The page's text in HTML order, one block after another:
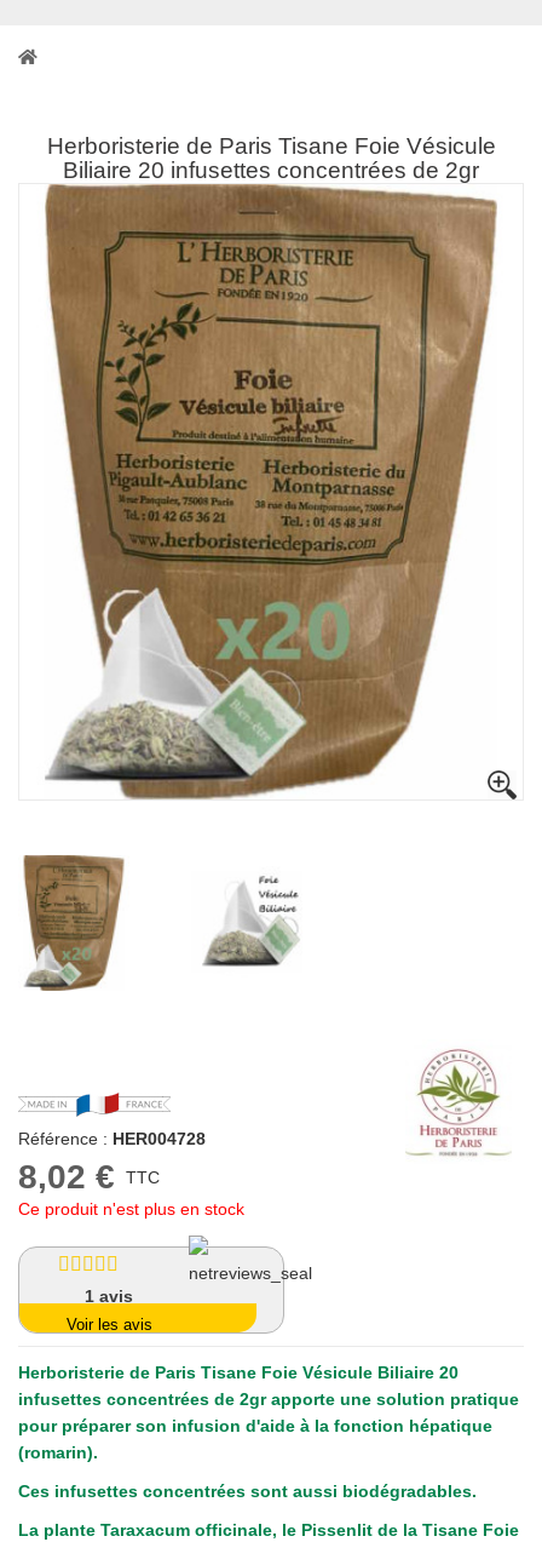
Herboristerie de Paris Tisane Foie Vésicule
Biliaire 20 infusettes concentrées de 2gr
Référence : HER004728
8,02 €
TTC
Ce produit n'est plus en stock
1avis
Voir les avis
Herboristerie de Paris Tisane Foie Vésicule Biliaire 20
infusettes concentrées de 2grapporte une solution pratique
pour préparer son infusion d'aide à la fonction hépatique
(romarin).
Ces infusettes concentrées sont aussi biodégradables.
La plante Taraxacum officinale, le Pissenlit de la Tisane Foie